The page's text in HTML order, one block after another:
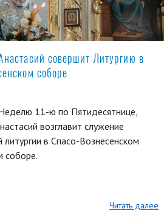
совершит Литургию в
соборе
11-ю по Пятидесятнице,
возглавит служение
в Спасо-Вознесенском
соборе.
Читать далее